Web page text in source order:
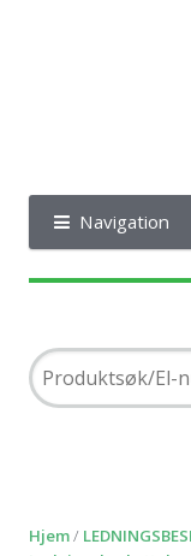
Navigation
Hjem/